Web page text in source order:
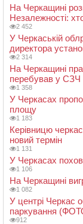
На Черкащині
Незалежності:
2 452
У Черкаській
директора
2 314
На Черкащині
перебував у СЗЧ
1 358
У Черкасах
площу
1 183
Керівницю
новий термін
1 131
У Черкасах
1 106
На Черкащині
1 082
У центрі Черкас
паркування
912